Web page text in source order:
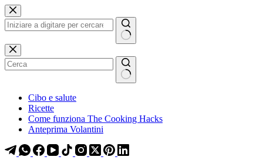
Salta
al
contenuto
Salta
al
contenuto
Nessun
risultato
Cibo e salute
Ricette
Come funziona The Cooking Hacks
Anteprima Volantini